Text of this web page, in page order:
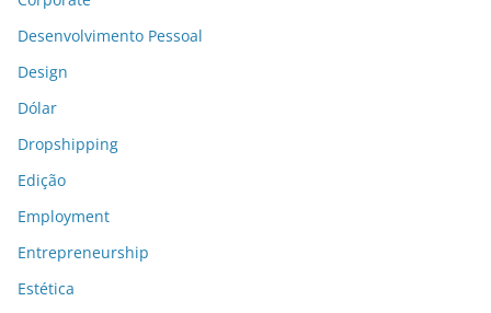
Desenvolvimento Pessoal
Design
Dólar
Dropshipping
Edição
Employment
Entrepreneurship
Estética